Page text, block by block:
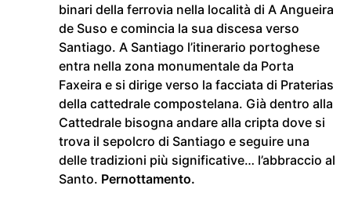
binari della ferrovia nella località di A Angueira
de Suso e comincia la sua discesa verso
Santiago. A Santiago l’itinerario portoghese
entra nella zona monumentale da Porta
Faxeira e si dirige verso la facciata di Praterias
della cattedrale compostelana. Già dentro alla
Cattedrale bisogna andare alla cripta dove si
trova il sepolcro di Santiago e seguire una
delle tradizioni più significative… l’abbraccio al
Santo. Pernottamento.